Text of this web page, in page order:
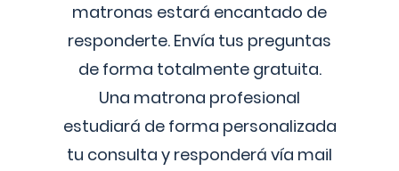
matronas estará encantado de
responderte. Envía tus preguntas
de forma totalmente gratuita.
Una matrona profesional
estudiará de forma personalizada
tu consulta y responderá vía mail